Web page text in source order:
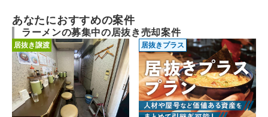
あなたにおすすめの案件
ラーメンの募集中の居抜き売却案件
居抜き譲渡 居抜きプラス